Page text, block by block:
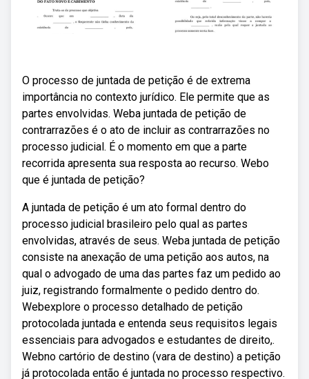
O processo de juntada de petição é de extrema
importância no contexto jurídico. Ele permite que as
partes envolvidas. Weba juntada de petição de
contrarrazões é o ato de incluir as contrarrazões no
processo judicial. É o momento em que a parte
recorrida apresenta sua resposta ao recurso. Webo
que é juntada de petição?
A juntada de petição é um ato formal dentro do
processo judicial brasileiro pelo qual as partes
envolvidas, através de seus. Weba juntada de petição
consiste na anexação de uma petição aos autos, na
qual o advogado de uma das partes faz um pedido ao
juiz, registrando formalmente o pedido dentro do.
Webexplore o processo detalhado de petição
protocolada juntada e entenda seus requisitos legais
essenciais para advogados e estudantes de direito,.
Webno cartório de destino (vara de destino) a petição
já protocolada então é juntada no processo respectivo.